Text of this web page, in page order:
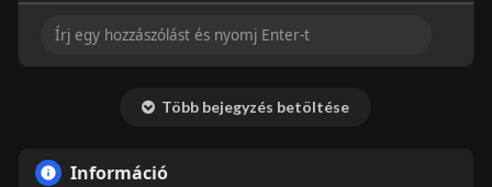
Több bejegyzés betöltése
Információ